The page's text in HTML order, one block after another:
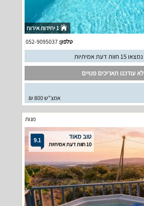
1 יחידות אירוח
טלפון:052-9095037
נמצאו 15 חוות דעת אמיתיות
לא עודכנו תאריכים פנויים
אמצ"ש 800 ₪
מנות
9.1 טוב מאוד
10 חוות דעת אמיתיות